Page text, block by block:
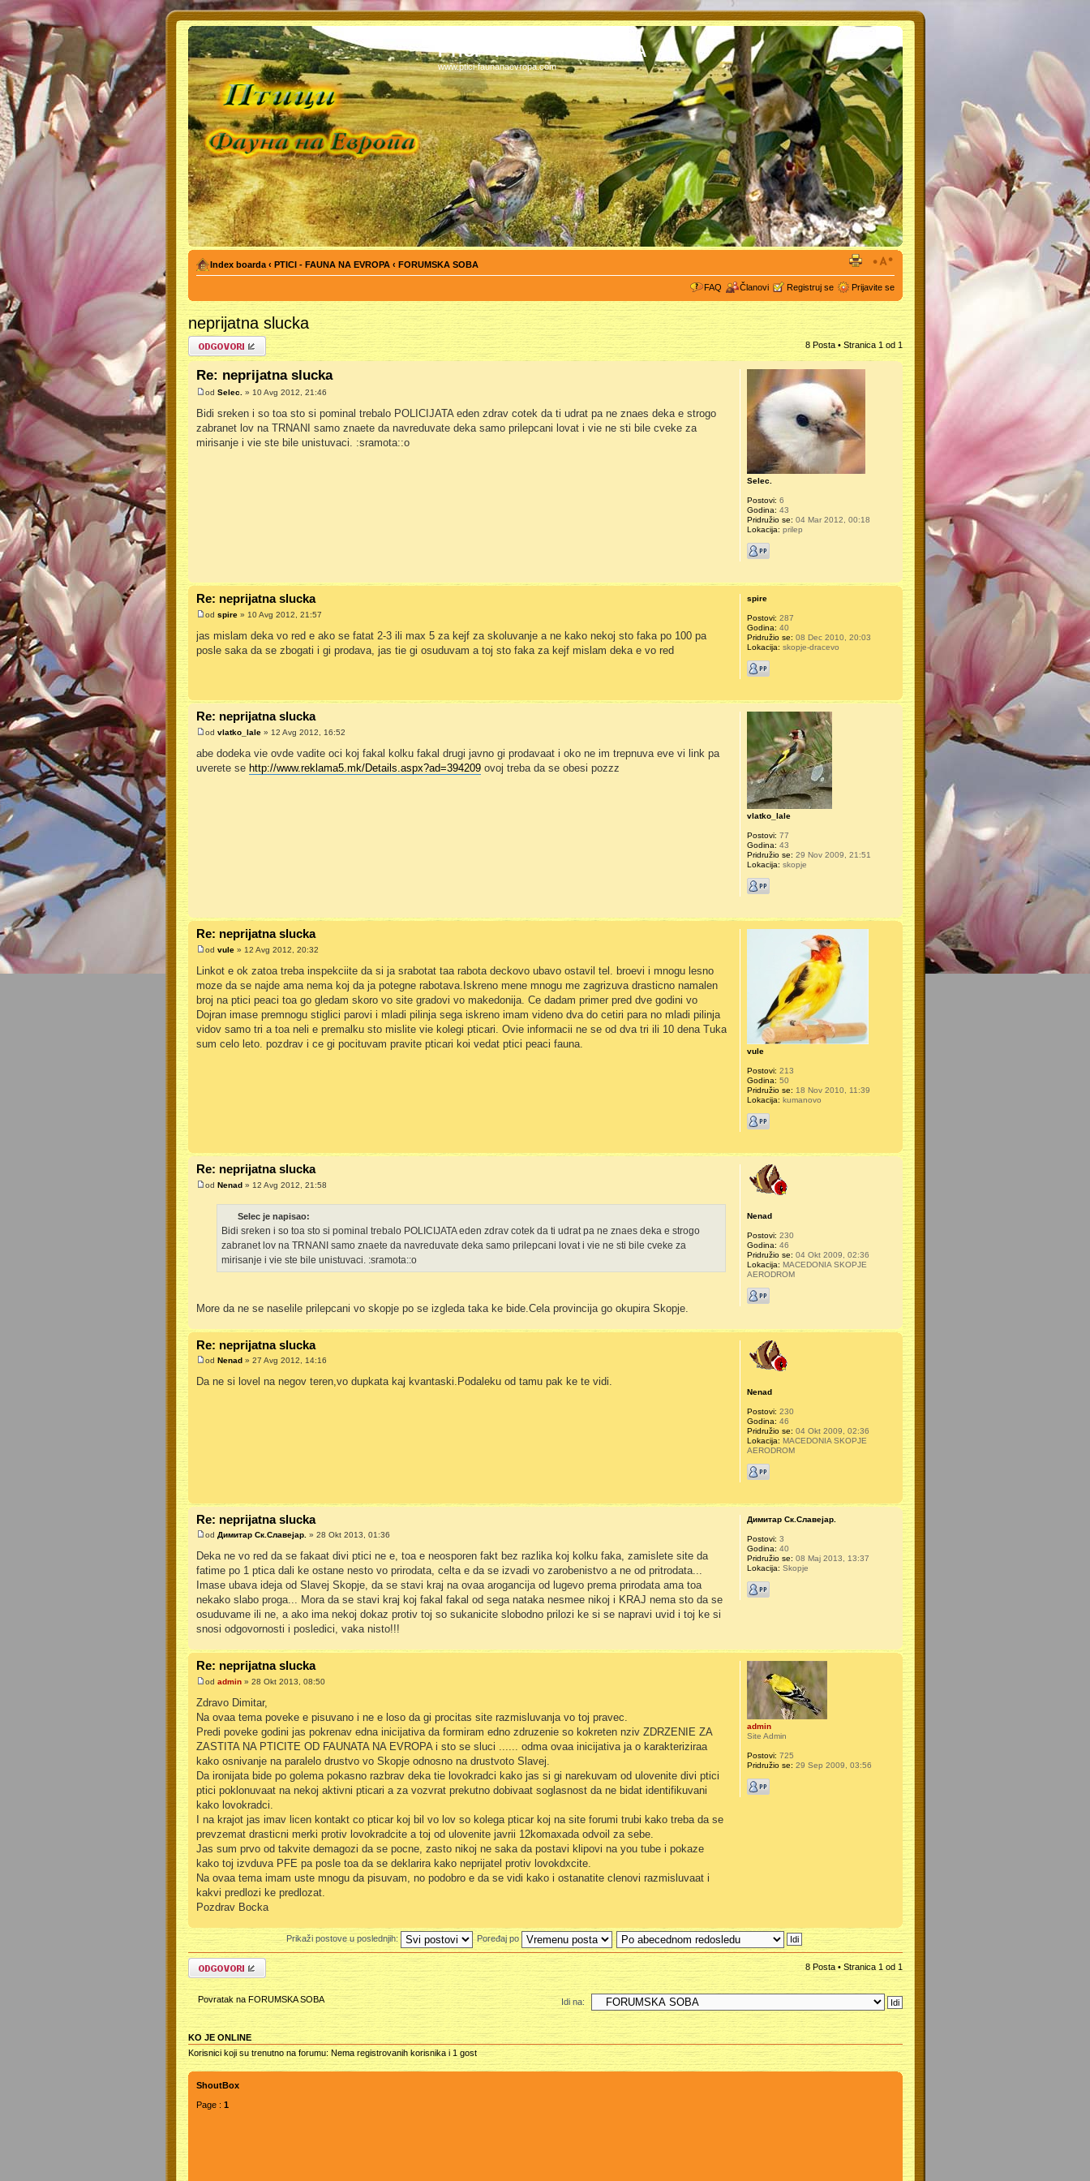
PTICI - FAUNA NA EVROPA
www.ptici-faunanaevropa.com
Index boarda ‹ PTICI - FAUNA NA EVROPA ‹ FORUMSKA SOBA
FAQ Članovi Registruj se Prijavite se
neprijatna slucka
Odgovori 8 Posta • Stranica 1 od 1
Re: neprijatna slucka
od Selec. » 10 Avg 2012, 21:46
Bidi sreken i so toa sto si pominal trebalo POLICIJATA eden zdrav cotek da ti udrat pa ne znaes deka e strogo
zabranet lov na TRNANI samo znaete da navreduvate deka samo prilepcani lovat i vie ne sti bile cveke za
mirisanje i vie ste bile unistuvaci. :sramota::o
Selec.
Postovi: 6
Godina: 43
Pridružio se: 04 Mar 2012, 00:18
Lokacija: prilep
Re: neprijatna slucka
od spire» 10 Avg 2012, 21:57
jas mislam deka vo red e ako se fatat 2-3 ili max 5 za kejf za skoluvanje a ne kako nekoj sto faka po 100 pa
posle saka da se zbogati i gi prodava, jas tie gi osuduvam a toj sto faka za kejf mislam deka e vo red
spire
Postovi: 287
Godina: 40
Pridružio se: 08 Dec 2010, 20:03
Lokacija: skopje-dracevo
Re: neprijatna slucka
od vlatko_lale» 12 Avg 2012, 16:52
abe dodeka vie ovde vadite oci koj fakal kolku fakal drugi javno gi prodavaat i oko ne im trepnuva eve vi link pa
uverete se http://www.reklama5.mk/Details.aspx?ad=394209ovoj treba da se obesi pozzz
vlatko_lale
Postovi: 77
Godina: 43
Pridružio se: 29 Nov 2009, 21:51
Lokacija: skopje
Re: neprijatna slucka
od vule» 12 Avg 2012, 20:32
Linkot e ok zatoa treba inspekciite da si ja srabotat taa rabota deckovo ubavo ostavil tel. broevi i mnogu lesno
moze da se najde ama nema koj da ja potegne rabotava.Iskreno mene mnogu me zagrizuva drasticno namalen
broj na ptici peaci toa go gledam skoro vo site gradovi vo makedonija. Ce dadam primer pred dve godini vo
Dojran imase premnogu stiglici parovi i mladi pilinja sega iskreno imam videno dva do cetiri para no mladi pilinja
vidov samo tri a toa neli e premalku sto mislite vie kolegi pticari. Ovie informacii ne se od dva tri ili 10 dena Tuka
sum celo leto. pozdrav i ce gi pocituvam pravite pticari koi vedat ptici peaci fauna.
vule
Postovi: 213
Godina: 50
Pridružio se: 18 Nov 2010, 11:39
Lokacija: kumanovo
Re: neprijatna slucka
od Nenad» 12 Avg 2012, 21:58
Selec je napisao:
Bidi sreken i so toa sto si pominal trebalo POLICIJATA eden zdrav cotek da ti udrat pa ne znaes deka e strogo
zabranet lov na TRNANI samo znaete da navreduvate deka samo prilepcani lovat i vie ne sti bile cveke za
mirisanje i vie ste bile unistuvaci. :sramota::o
More da ne se naselile prilepcani vo skopje po se izgleda taka ke bide.Cela provincija go okupira Skopje.
Nenad
Postovi: 230
Godina: 46
Pridružio se: 04 Okt 2009, 02:36
Lokacija: MACEDONIA SKOPJE
AERODROM
Re: neprijatna slucka
od Nenad» 27 Avg 2012, 14:16
Da ne si lovel na negov teren,vo dupkata kaj kvantaski.Podaleku od tamu pak ke te vidi.
Nenad
Postovi: 230
Godina: 46
Pridružio se: 04 Okt 2009, 02:36
Lokacija: MACEDONIA SKOPJE
AERODROM
Re: neprijatna slucka
od Димитар Ск.Славејар. » 28 Okt 2013, 01:36
Deka ne vo red da se fakaat divi ptici ne e, toa e neosporen fakt bez razlika koj kolku faka, zamislete site da
fatime po 1 ptica dali ke ostane nesto vo prirodata, celta e da se izvadi vo zarobenistvo a ne od pritrodata...
Imase ubava ideja od Slavej Skopje, da se stavi kraj na ovaa arogancija od lugevo prema prirodata ama toa
nekako slabo proga... Mora da se stavi kraj koj fakal fakal od sega nataka nesmee nikoj i KRAJ nema sto da se
osuduvame ili ne, a ako ima nekoj dokaz protiv toj so sukanicite slobodno prilozi ke si se napravi uvid i toj ke si
snosi odgovornosti i posledici, vaka nisto!!!
Димитар Ск.Славејар.
Postovi: 3
Godina: 40
Pridružio se: 08 Maj 2013, 13:37
Lokacija: Skopje
Re: neprijatna slucka
od admin» 28 Okt 2013, 08:50
Zdravo Dimitar,
Na ovaa tema poveke e pisuvano i ne e loso da gi procitas site razmisluvanja vo toj pravec.
Predi poveke godini jas pokrenav edna inicijativa da formiram edno zdruzenie so kokreten nziv ZDRZENIE ZA
ZASTITA NA PTICITE OD FAUNATA NA EVROPA i sto se sluci ...... odma ovaa inicijativa ja o karakteriziraa
kako osnivanje na paralelo drustvo vo Skopje odnosno na drustvoto Slavej.
Da ironijata bide po golema pokasno razbrav deka tie lovokradci kako jas si gi narekuvam od ulovenite divi ptici
ptici poklonuvaat na nekoj aktivni pticari a za vozvrat prekutno dobivaat soglasnost da ne bidat identifikuvani
kako lovokradci.
I na krajot jas imav licen kontakt co pticar koj bil vo lov so kolega pticar koj na site forumi trubi kako treba da se
prevzemat drasticni merki protiv lovokradcite a toj od ulovenite javrii 12komaxada odvoil za sebe.
Jas sum prvo od takvite demagozi da se pocne, zasto nikoj ne saka da postavi klipovi na you tube i pokaze
kako toj izvduva PFE pa posle toa da se deklarira kako neprijatel protiv lovokdxcite.
Na ovaa tema imam uste mnogu da pisuvam, no podobro e da se vidi kako i ostanatite clenovi razmisluvaat i
kakvi predlozi ke predlozat.
Pozdrav Bocka
admin
Site Admin
Postovi: 725
Pridružio se: 29 Sep 2009, 03:56
Prikaži postove u poslednjih: Poređaj po
Odgovori 8 Posta • Stranica 1 od 1
Povratak na FORUMSKA SOBA Idi na:
KO JE ONLINE
Korisnici koji su trenutno na forumu: Nema registrovanih korisnika i 1 gost
ShoutBox
Page : 1